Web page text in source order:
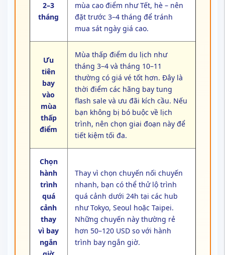
2–3
tháng
mùa cao điểm như Tết, hè – nên
đặt trước 3–4 tháng để tránh
mua sát ngày giá cao.
Ưu
tiên
bay
vào
mùa
thấp
điểm
Mùa thấp điểm du lịch như
tháng 3–4 và tháng 10–11
thường có giá vé tốt hơn. Đây là
thời điểm các hãng bay tung
flash sale và ưu đãi kích cầu. Nếu
bạn không bị bó buộc về lịch
trình, nên chọn giai đoạn này để
tiết kiệm tối đa.
Chọn
hành
trình
quá
cảnh
thay
vì bay
ngắn
Thay vì chọn chuyến nối chuyến
nhanh, bạn có thể thử lộ trình
quá cảnh dưới 24h tại các hub
như Tokyo, Seoul hoặc Taipei.
Những chuyến này thường rẻ
hơn 50–120 USD so với hành
trình bay ngắn giờ.